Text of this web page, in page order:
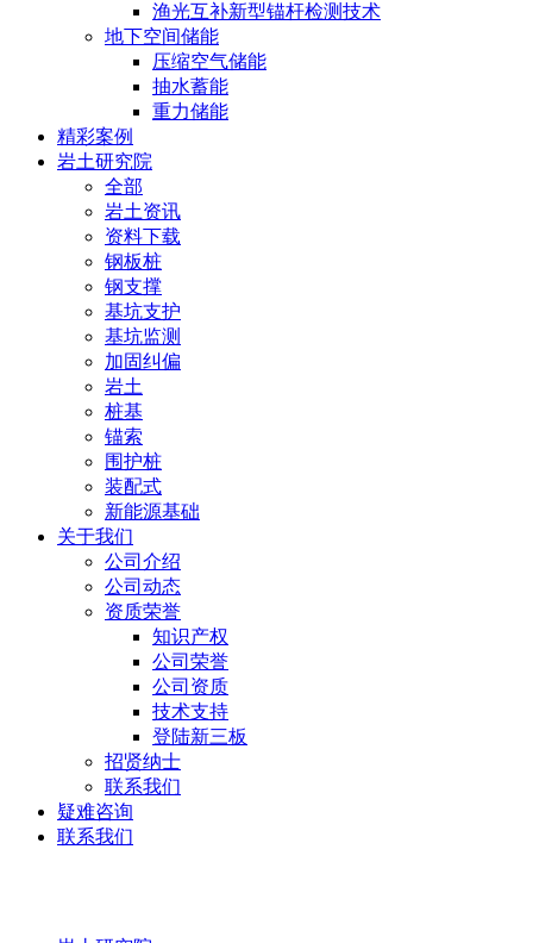
渔光互补新型锚杆检测技术
地下空间储能
压缩空气储能
抽水蓄能
重力储能
精彩案例
岩土研究院
全部
岩土资讯
资料下载
钢板桩
钢支撑
基坑支护
基坑监测
加固纠偏
岩土
桩基
锚索
围护桩
装配式
新能源基础
关于我们
公司介绍
公司动态
资质荣誉
知识产权
公司荣誉
公司资质
技术支持
登陆新三板
招贤纳士
联系我们
疑难咨询
联系我们